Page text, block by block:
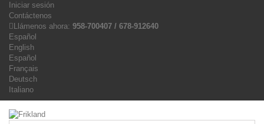
Iniciar sesión
Contáctenos
Llámenos ahora: 958-700407 / 678-912640
Español
English
Español
Français
Deutsch
Italiano